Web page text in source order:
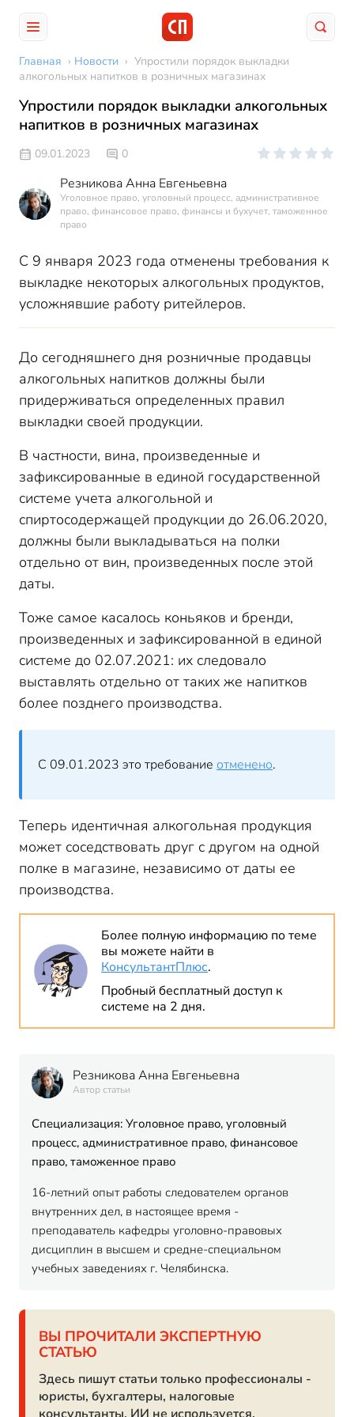
Главная › Новости › Упростили порядок выкладки
алкогольных напитков в розничных магазинах
Упростили порядок выкладки алкогольных
напитков в розничных магазинах
09.01.2023 0
Резникова Анна Евгеньевна
Уголовное право, уголовный процесс, административное
право, финансовое право, финансы и бухучет, таможенное
право
С 9 января 2023 года отменены требования к
выкладке некоторых алкогольных продуктов,
усложнявшие работу ритейлеров.
До сегодняшнего дня розничные продавцы
алкогольных напитков должны были
придерживаться определенных правил
выкладки своей продукции.
В частности, вина, произведенные и
зафиксированные в единой государственной
системе учета алкогольной и
спиртосодержащей продукции до 26.06.2020,
должны были выкладываться на полки
отдельно от вин, произведенных после этой
даты.
Тоже самое касалось коньяков и бренди,
произведенных и зафиксированной в единой
системе до 02.07.2021: их следовало
выставлять отдельно от таких же напитков
более позднего производства.
С 09.01.2023 это требование отменено.
Теперь идентичная алкогольная продукция
может соседствовать друг с другом на одной
полке в магазине, независимо от даты ее
производства.
Более полную информацию по теме
вы можете найти в
КонсультантПлюс.
Пробный бесплатный доступ к
системе на 2 дня.
Резникова Анна Евгеньевна
Автор статьи
Специализация: Уголовное право, уголовный
процесс, административное право, финансовое
право, таможенное право
16-летний опыт работы следователем органов
внутренних дел, в настоящее время -
преподаватель кафедры уголовно-правовых
дисциплин в высшем и средне-специальном
учебных заведениях г. Челябинска.
ВЫ ПРОЧИТАЛИ ЭКСПЕРТНУЮ
СТАТЬЮ
Здесь пишут статьи только профессионалы -
юристы, бухгалтеры, налоговые